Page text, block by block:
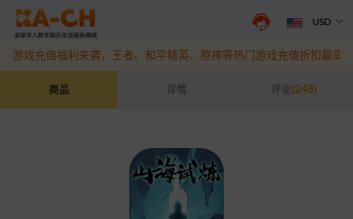
USD
抖音盛夏宠粉季来袭！抖钻充值最高6%优惠，热门规格更划算点此查
游戏充值福利来袭，王者、和平精英、原神等热门游戏充值折扣最高
商品 详情 评论(248)